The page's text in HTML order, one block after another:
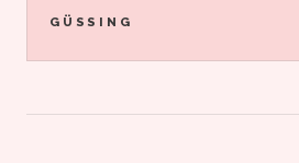
GÜSSING